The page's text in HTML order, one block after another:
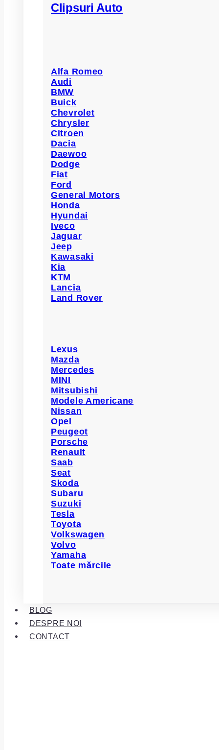
Clipsuri Auto
Alfa Romeo
Audi
BMW
Buick
Chevrolet
Chrysler
Citroen
Dacia
Daewoo
Dodge
Fiat
Ford
General Motors
Honda
Hyundai
Iveco
Jaguar
Jeep
Kawasaki
Kia
KTM
Lancia
Land Rover
Lexus
Mazda
Mercedes
MINI
Mitsubishi
Modele Americane
Nissan
Opel
Peugeot
Porsche
Renault
Saab
Seat
Skoda
Subaru
Suzuki
Tesla
Toyota
Volkswagen
Volvo
Yamaha
Toate mărcile
BLOG
DESPRE NOI
CONTACT